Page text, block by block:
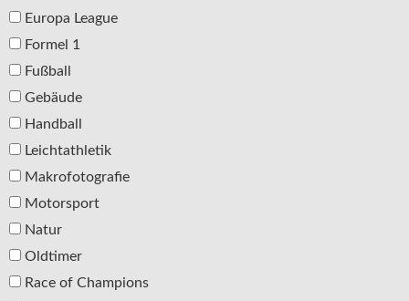
Europa League
Formel 1
Fußball
Gebäude
Handball
Leichtathletik
Makrofotografie
Motorsport
Natur
Oldtimer
Race of Champions